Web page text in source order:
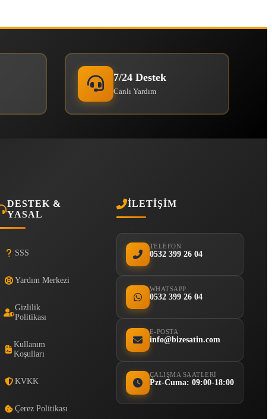
7/24 Destek
Canlı Yardım
DESTEK &
YASAL
SSS
Yardım Merkezi
Gizlilik
Politikası
Kullanım
Koşulları
KVKK
Çerez Politikası
İLETIŞIM
TELEFON
0532 399 26 04
WHATSAPP
0532 399 26 04
E-POSTA
info@bizesatin.com
ÇALIŞMA SAATLERI
Pzt-Cuma: 09:00-18:00